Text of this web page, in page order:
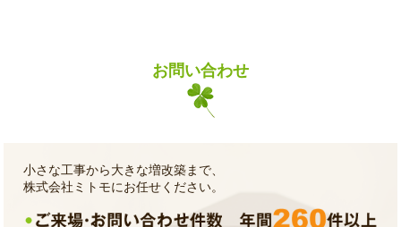
お問い合わせ
小さな工事から大きな増改築まで、
株式会社ミトモにお任せください。